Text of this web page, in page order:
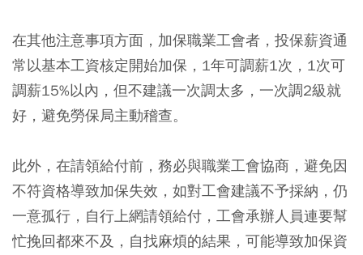
在其他注意事項方面，加保職業工會者，投保薪資通
常以基本工資核定開始加保，1年可調薪1次，1次可
調薪15%以內，但不建議一次調太多，一次調2級就
好，避免勞保局主動稽查。
此外，在請領給付前，務必與職業工會協商，避免因
不符資格導致加保失效，如對工會建議不予採納，仍
一意孤行，自行上網請領給付，工會承辦人員連要幫
忙挽回都來不及，自找麻煩的結果，可能導致加保資